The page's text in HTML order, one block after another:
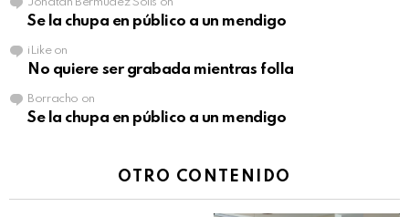
Se la chupa en público a un mendigo
iLikeon
No quiere ser grabada mientras folla
Borracho on
Se la chupa en público a un mendigo
OTRO CONTENIDO